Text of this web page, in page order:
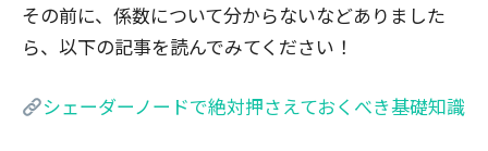
その前に、係数について分からないなどありました
ら、以下の記事を読んでみてください！
シェーダーノードで絶対押さえておくべき基礎知識